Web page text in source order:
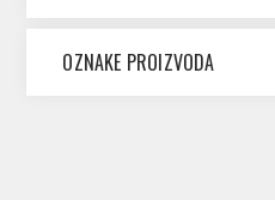
OZNAKE PROIZVODA